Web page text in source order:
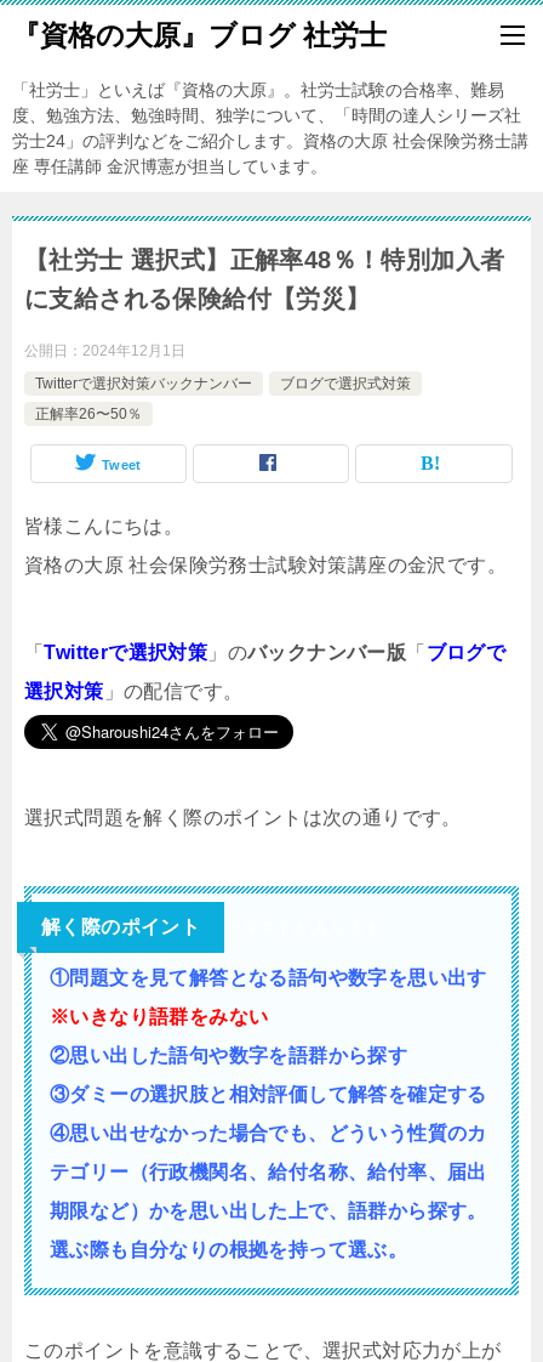
『資格の大原』ブログ 社労士
「社労士」といえば『資格の大原』。社労士試験の合格率、難易
度、勉強方法、勉強時間、独学について、「時間の達人シリーズ社
労士24」の評判などをご紹介します。資格の大原 社会保険労務士講
座 専任講師 金沢博憲が担当しています。
【社労士 選択式】正解率48％！特別加入者
に支給される保険給付【労災】
公開日： 2024年12月1日
Twitterで選択対策バックナンバー
ブログで選択式対策
正解率26〜50％
Tweet
皆様こんにちは。
資格の大原 社会保険労務士試験対策講座の金沢です。
「Twitterで選択対策 」のバックナンバー版 「 ブログで
選択対策 」の配信です。
選択式問題を解く際のポイントは次の通りです。
解く際のポイント
①問題文を見て解答となる語句や数字を思い出す
※いきなり語群をみない
②思い出した語句や数字を語群から探す
③ダミーの選択肢と相対評価して解答を確定する
④思い出せなかった場合でも、どういう性質のカ
テゴリー（行政機関名、給付名称、給付率、届出
期限など）かを思い出した上で、語群から探す。
選ぶ際も自分なりの根拠を持って選ぶ。
このポイントを意識することで、選択式対応力が上が